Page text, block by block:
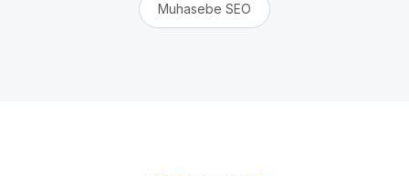
Muhasebe SEO